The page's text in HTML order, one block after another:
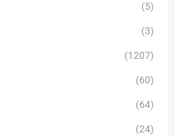
(5)
(3)
(1207)
(60)
(64)
(24)